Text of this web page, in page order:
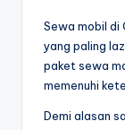
Sewa mobil di
yang paling
paket sewa
memenuhi
Demi alasan